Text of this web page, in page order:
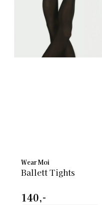
Wear Moi
Ballett Tights
140,-